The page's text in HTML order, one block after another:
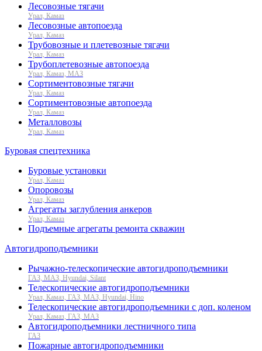
Лесовозные тягачи
Урал, Камаз
Лесовозные автопоезда
Урал, Камаз
Трубовозные и плетевозные тягачи
Урал, Камаз
Трубоплетевозные автопоезда
Урал, Камаз, МАЗ
Сортиментовозные тягачи
Урал, Камаз
Сортиментовозные автопоезда
Урал, Камаз
Металловозы
Урал, Камаз
Буровая спецтехника
Буровые установки
Урал, Камаз
Опоровозы
Урал, Камаз
Агрегаты заглубления анкеров
Урал, Камаз
Подъемные агрегаты ремонта скважин
Автогидроподъемники
Рычажно-телескопические автогидроподъемники
ГАЗ, МАЗ, Hyundai, Silant
Телескопические автогидроподъемники
Урал, Камаз, ГАЗ, МАЗ, Hyundai, Hino
Телескопические автогидроподъемники с доп. коленом
Урал, Камаз, ГАЗ, МАЗ
Автогидроподъемники лестничного типа
ГАЗ
Пожарные автогидроподъемники